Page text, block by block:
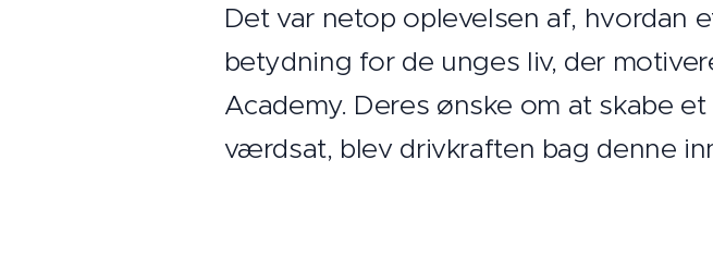
Det var netop oplevelsen af, hvordan
betydning for de unges liv, der
Academy. Deres ønske om at skabe
værdsat, blev drivkraften bag denne